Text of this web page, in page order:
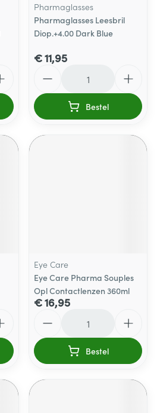
Pharmaglasses
Pharmaglasses Leesbril
Diop.+4.00 Dark Blue
€ 11,95
Bestel
Eye Care
Eye Care Pharma Souples
Opl Contactlenzen 360ml
€ 16,95
Bestel